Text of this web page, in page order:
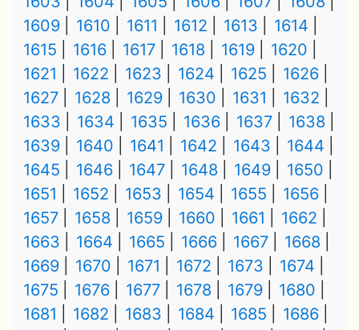
1609
1610 1611 1612 1613
1614
1615
1616 1617 1618 1619
1620
1621
1622 1623 1624 1625
1626
1627
1628 1629 1630 1631
1632
1633
1634 1635 1636 1637
1638
1639
1640 1641 1642 1643
1644
1645
1646 1647 1648 1649
1650
1651
1652 1653 1654 1655
1656
1657
1658 1659 1660 1661
1662
1663
1664 1665 1666 1667
1668
1669
1670 1671 1672 1673
1674
1675
1676 1677 1678 1679
1680
1681
1682 1683 1684 1685
1686